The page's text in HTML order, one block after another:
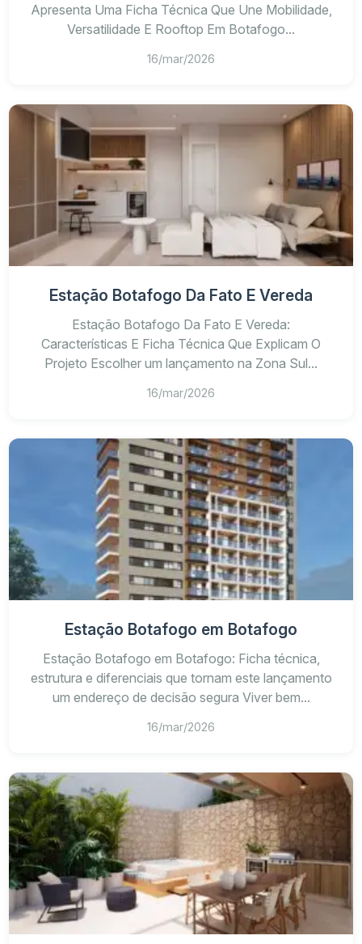
Apresenta Uma Ficha Técnica Que Une Mobilidade,
Versatilidade E Rooftop Em Botafogo...
16/mar/2026
Estação Botafogo Da Fato E Vereda
Estação Botafogo Da Fato E Vereda:
Características E Ficha Técnica Que Explicam O
Projeto Escolher um lançamento na Zona Sul...
16/mar/2026
Estação Botafogo em Botafogo
Estação Botafogo em Botafogo: Ficha técnica,
estrutura e diferenciais que tornam este lançamento
um endereço de decisão segura Viver bem...
16/mar/2026